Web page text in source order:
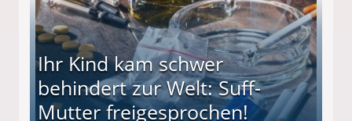
Ihr Kind kam schwer
behindert zur Welt: Suff-
Mutter freigesprochen!